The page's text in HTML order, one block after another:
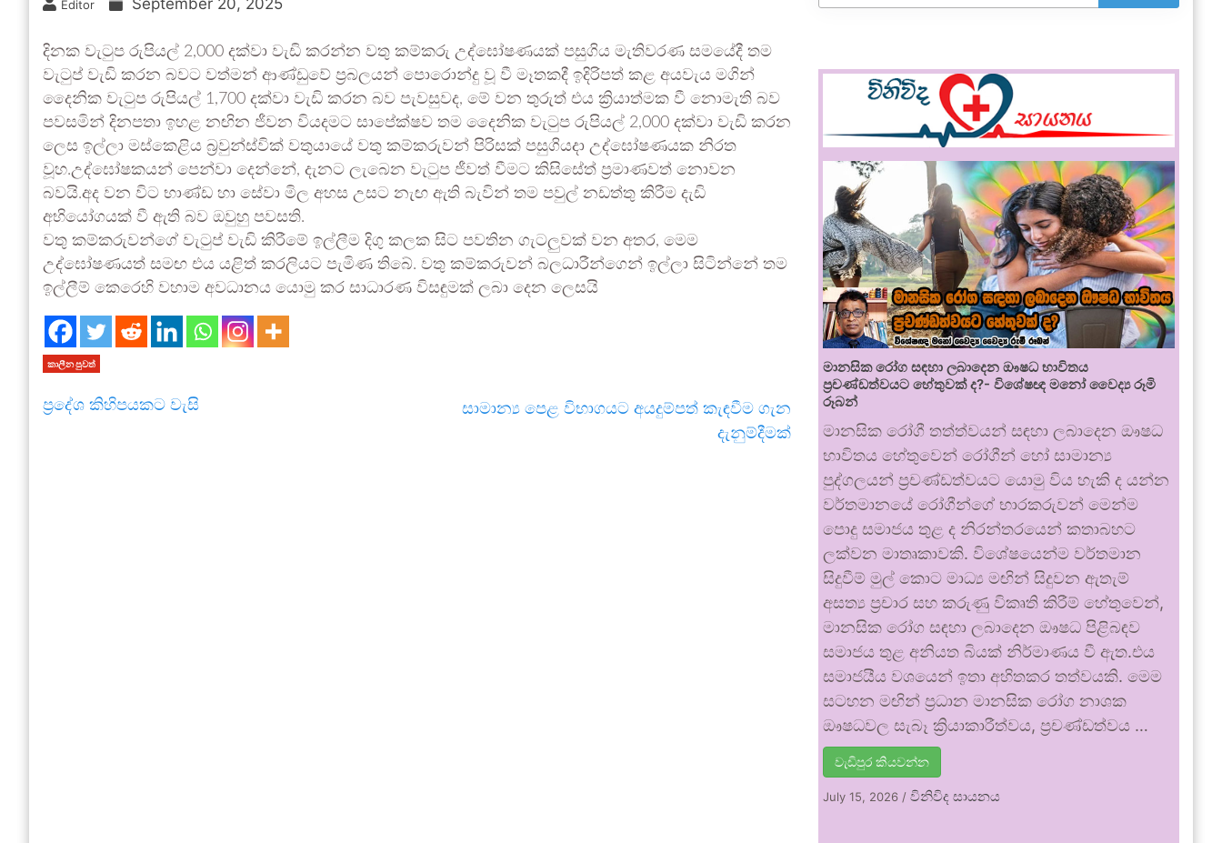
Editor September 20, 2025
දිනක වැටුප රුපියල් 2,000 දක්වා වැඩි කරන්න වතු කම්කරු උද්ඝෝෂණයක් පසුගිය මැතිවරණ සමයේදී තම
වැටුප් වැඩි කරන බවට වත්මන් ආණ්ඩුවේ ප්‍රබලයන් පොරොන්දු වූ වී මෑතකදී ඉදිරිපත් කළ අයවැය මගින්
දෛනික වැටුප රුපියල් 1,700 දක්වා වැඩි කරන බව පැවසුවද, මේ වන තුරුත් එය ක්‍රියාත්මක වී නොමැති බව
පවසමින් දිනපතා ඉහළ නඟින ජීවන වියදමට සාපේක්ෂව තම දෛනික වැටුප රුපියල් 2,000 දක්වා වැඩි කරන
ලෙස ඉල්ලා මස්කෙළිය බ්‍රවුන්ස්වික් වතුයායේ වතු කම්කරුවන් පිරිසක් පසුගියදා උද්ඝෝෂණයක නිරත
වූහ.උද්ඝෝෂකයන් පෙන්වා දෙන්නේ, දැනට ලැබෙන වැටුප ජීවත් වීමට කිසිසේත් ප්‍රමාණවත් නොවන
බවයි.අද වන විට භාණ්ඩ හා සේවා මිල අහස උසට නැඟ ඇති බැවින් තම පවුල් නඩත්තු කිරීම දැඩි
අභියෝගයක් වී ඇති බව ඔවුහු පවසති.
වතු කම්කරුවන්ගේ වැටුප් වැඩි කිරීමේ ඉල්ලීම දිගු කලක සිට පවතින ගැටලුවක් වන අතර, මෙම
උද්ඝෝෂණයත් සමඟ එය යළිත් කරලියට පැමිණ තිබේ. වතු කම්කරුවන් බලධාරීන්ගෙන් ඉල්ලා සිටින්නේ තම
ඉල්ලීම් කෙරෙහි වහාම අවධානය යොමු කර සාධාරණ විසඳුමක් ලබා දෙන ලෙසයි
කාලීන පුවත්
ප්‍රදේශ කිහිපයකට වැසි
සාමාන්‍ය පෙළ විභාගයට අයදුම්පත් කැඳවීම ගැන
දැනුම්දීමක්
මානසික රෝග සඳහා ලබාදෙන ඖෂධ භාවිතය
ප්‍රචණ්ඩත්වයට හේතුවක් ද?- විශේෂඥ මනෝ වෛද්‍ය රූමි
රූබන්
මානසික රෝගී තත්ත්වයන් සඳහා ලබාදෙන ඖෂධ
භාවිතය හේතුවෙන් රෝගීන් හෝ සාමාන්‍ය
පුද්ගලයන් ප්‍රචණ්ඩත්වයට යොමු විය හැකි ද යන්න
වර්තමානයේ රෝගීන්ගේ භාරකරුවන් මෙන්ම
පොදු සමාජය තුළ ද නිරන්තරයෙන් කතාබහට
ලක්වන මාතෘකාවකි. විශේෂයෙන්ම වර්තමාන
සිදුවීම් මුල් කොට මාධ්‍ය මඟින් සිදුවන ඇතැම්
අසත්‍ය ප්‍රචාර සහ කරුණු විකෘති කිරීම් හේතුවෙන්,
මානසික රෝග සඳහා ලබාදෙන ඖෂධ පිළිබඳව
සමාජය තුළ අනියත බියක් නිර්මාණය වී ඇත.එය
සමාජයීය වශයෙන් ඉතා අහිතකර තත්වයකි. මෙම
සටහන මඟින් ප්‍රධාන මානසික රෝග නාශක
ඖෂධවල සැබෑ ක්‍රියාකාරීත්වය, ප්‍රචණ්ඩත්වය …
වැඩිපුර කියවන්න
July 15, 2026 /විනිවිද සායනය